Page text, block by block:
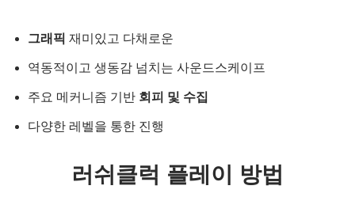
그래픽 재미있고 다채로운
역동적이고 생동감 넘치는 사운드스케이프
주요 메커니즘 기반 회피 및 수집
다양한 레벨을 통한 진행
러쉬클럭 플레이 방법